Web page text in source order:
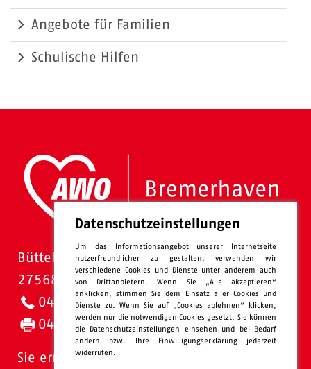
Angebote für Familien
Schulische Hilfen
Bütteler Straße 1
27568 Bremerhaven
0471 - 95 47-0
0471 - 95 47-120
Sie erreichen uns:
Datenschutzeinstellungen
Um das Informationsangebot unserer Internetseite
nutzerfreundlicher zu gestalten, verwenden wir
verschiedene Cookies und Dienste unter anderem auch
von Drittanbietern. Wenn Sie „Alle akzeptieren“
anklicken, stimmen Sie dem Einsatz aller Cookies und
Dienste zu. Wenn Sie auf „Cookies ablehnen“ klicken,
werden nur die notwendigen Cookies gesetzt. Sie können
die Datenschutzeinstellungen einsehen und bei Bedarf
ändern bzw. Ihre Einwilligungserklärung jederzeit
widerrufen.